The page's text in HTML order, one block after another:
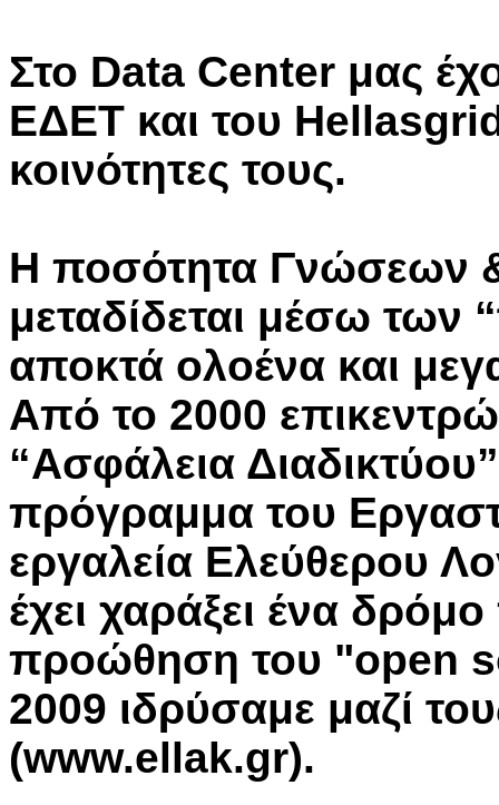
Στο Data Center μας
ΕΔΕΤ και του
κοινότητες τους.
Η ποσότητα Γνώσεων
μεταδίδεται μέσω των
αποκτά ολοένα και
Από το 2000
“Ασφάλεια
πρόγραμμα του
εργαλεία Ελεύθερου
έχει χαράξει ένα
προώθηση του "open
2009 ιδρύσαμε μαζί
(www.ellak.gr).